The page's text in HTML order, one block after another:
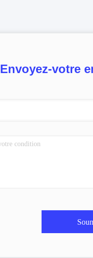
Envoyez-votre